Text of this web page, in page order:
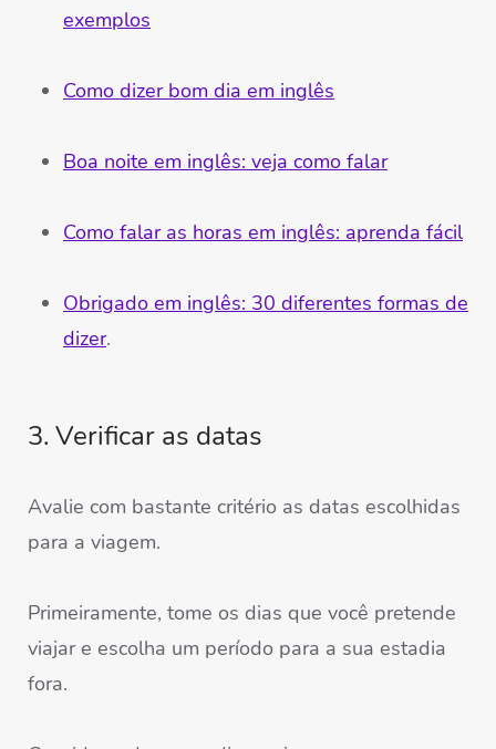
exemplos
Como dizer bom dia em inglês
Boa noite em inglês: veja como falar
Como falar as horas em inglês: aprenda fácil
Obrigado em inglês: 30 diferentes formas de
dizer.
3. Verificar as datas
Avalie com bastante critério as datas escolhidas
para a viagem.
Primeiramente, tome os dias que você pretende
viajar e escolha um período para a sua estadia
fora.